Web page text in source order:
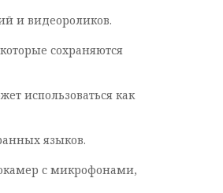
и видеороликов.
сохраняются
использоваться как
языков.
с микрофонами,